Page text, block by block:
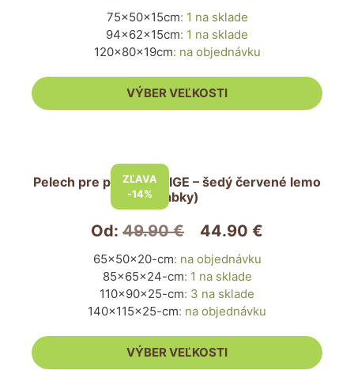
75x50x15cm: 1 na sklade
94x62x15cm: 1 na sklade
120x80x19cm: na objednávku
VÝBER VEĽKOSTI
stránke
ZĽAVA
-14%
Pelech pre psa PRESTIGE – šedý červené lemo
(labky)
Od: 49.90€ 44.90 €
65x50x20-cm: na objednávku
85x65x24-cm: 1 na sklade
110x90x25-cm: 3 na sklade
140x115x25-cm: na objednávku
VÝBER VEĽKOSTI
stránke
produktu.